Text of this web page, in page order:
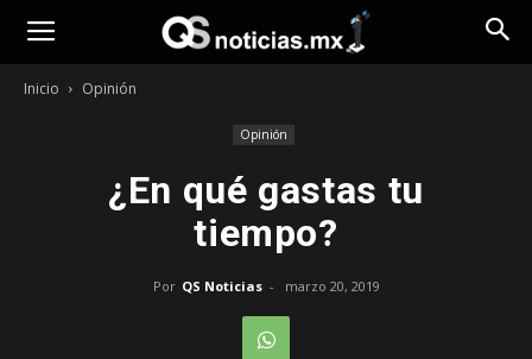
Inicio Opinión
Opinión
¿En qué gastas tu
tiempo?
Por QS Noticias - marzo 20, 2019